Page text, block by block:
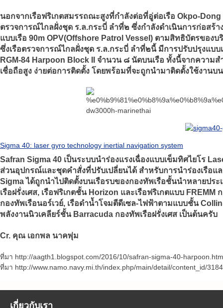
นอกจากเรือฟริเกตสมรรถณะสูงที่กำลังต่อที่อู่ต่อเรือ Okpo-
ตรวจการณ์ไกลฝั่งชุด ร.ล.กระบี่ ลำที่๒ ซึ่งกำลังดำเนินการก่อสร้
แบบเรือ 90m OPV(Offshore Patrol Vessel) ตามสิทธิบัตรขอ
ซึ่งเรือตรวจการณ์ไกลฝั่งชุด ร.ล.กระบี่ ลำที่๒นี้ มีการปรับปรุงแบ
RGM-84 Harpoon Block II จำนวน ๘ นัดบนเรือ ทั้งนี้จากควา
เชื่อถือสูง ง่ายต่อการติดตั้ง โดยพร้อมที่จะถูกนำมาติดตั้งใช้งานบ
Sigma 40: laser gyro technology inertial navigation system
Safran Sigma 40 เป็นระบบนำร่องแรงเฉื่องแบบเข็มทิศไยโร
ส่วนอุปกรณ์และชุดคำสั่งที่ปรับเปลี่ยนได้ สำหรับการนำร่องเรือแ
Sigma ได้ถูกนำไปติดตั้งบนเรือรบของกองทัพเรือชั้นนำหลายปร
เรือฝรั่งเศส, เรือฟริเกตชั้น Horizon และเรือฟริเกตแบบ
กองทัพเรือนอร์เวย์, เรือดำน้ำโจมตีดีเซล-ไฟฟ้าตามแบบชั้น
พลังงานนิวเคลียร์ชั้น Barracuda กองทัพเรือฝรั่งเศส เป็นต้นครับ
Cr. คุณ เอกพล นาคพุ่ม
ที่มา http://aagth1.blogspot.com/2016/10/safran-sigma-40-
ที่มา http://www.namo.navy.mi.th/index.php/main/detail/content_id/3184
เกี่ยวกับเรา